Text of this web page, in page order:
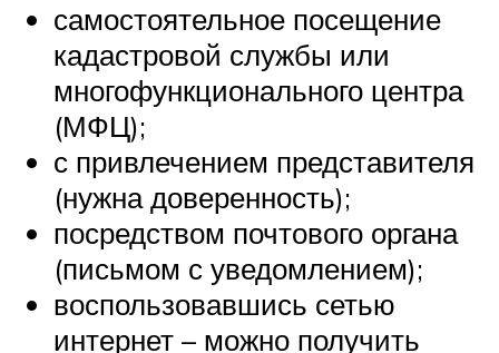
самостоятельное посещение
кадастровой службы или
многофункционального центра
(МФЦ);
с привлечением представителя
(нужна доверенность);
посредством почтового органа
(письмом с уведомлением);
воспользовавшись сетью
интернет – можно получить